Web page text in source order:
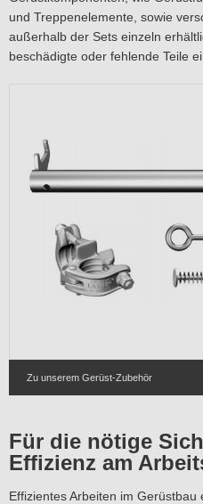
und Treppenelemente, sowie
außerhalb der Sets einzeln
beschädigte oder fehlende Teile
Zu unserem Gerüst-Zubehör
Für die nötige
Effizienz am
Effizientes Arbeiten im